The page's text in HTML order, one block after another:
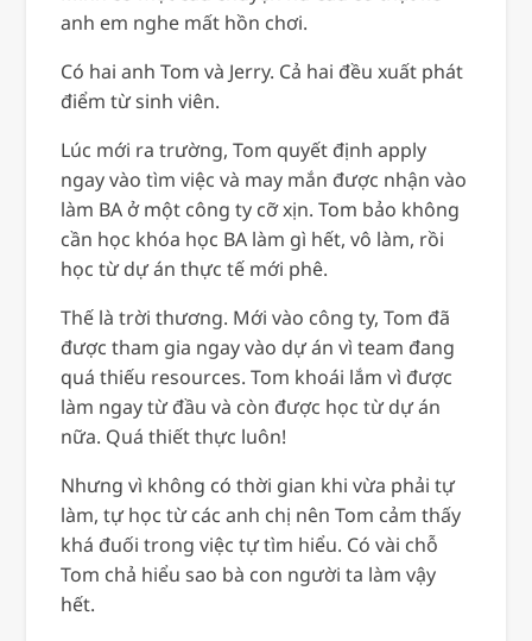
anh em nghe mất hồn chơi.
Có hai anh Tom và Jerry. Cả hai đều xuất phát
điểm từ sinh viên.
Lúc mới ra trường, Tom quyết định apply
ngay vào tìm việc và may mắn được nhận vào
làm BA ở một công ty cỡ xịn. Tom bảo không
cần học khóa học BA làm gì hết, vô làm, rồi
học từ dự án thực tế mới phê.
Thế là trời thương. Mới vào công ty, Tom đã
được tham gia ngay vào dự án vì team đang
quá thiếu resources. Tom khoái lắm vì được
làm ngay từ đầu và còn được học từ dự án
nữa. Quá thiết thực luôn!
Nhưng vì không có thời gian khi vừa phải tự
làm, tự học từ các anh chị nên Tom cảm thấy
khá đuối trong việc tự tìm hiểu. Có vài chỗ
Tom chả hiểu sao bà con người ta làm vậy
hết.